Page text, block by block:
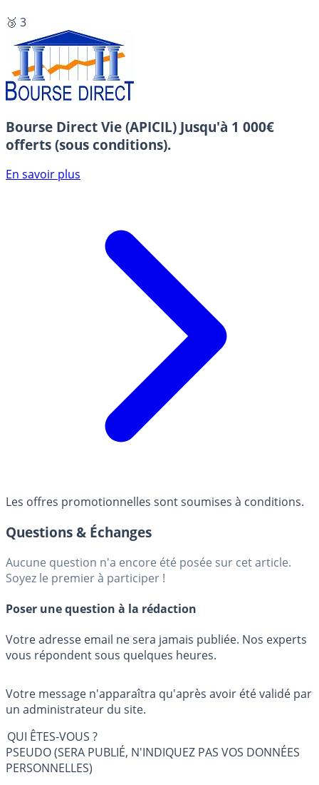
🥉 3
Bourse Direct Vie (APICIL) Jusqu'à 1 000€
offerts (sous conditions).
En savoir plus
Les offres promotionnelles sont soumises à conditions.
Questions & Échanges
Aucune question n'a encore été posée sur cet article.
Soyez le premier à participer !
Poser une question à la rédaction
Votre adresse email ne sera jamais publiée. Nos experts
vous répondent sous quelques heures.
Votre message n'apparaîtra qu'après avoir été validé par
un administrateur du site.
QUI ÊTES-VOUS ?
PSEUDO (SERA PUBLIÉ, N'INDIQUEZ PAS VOS DONNÉES
PERSONNELLES)